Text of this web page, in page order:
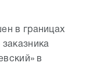
в границах
заказника
в